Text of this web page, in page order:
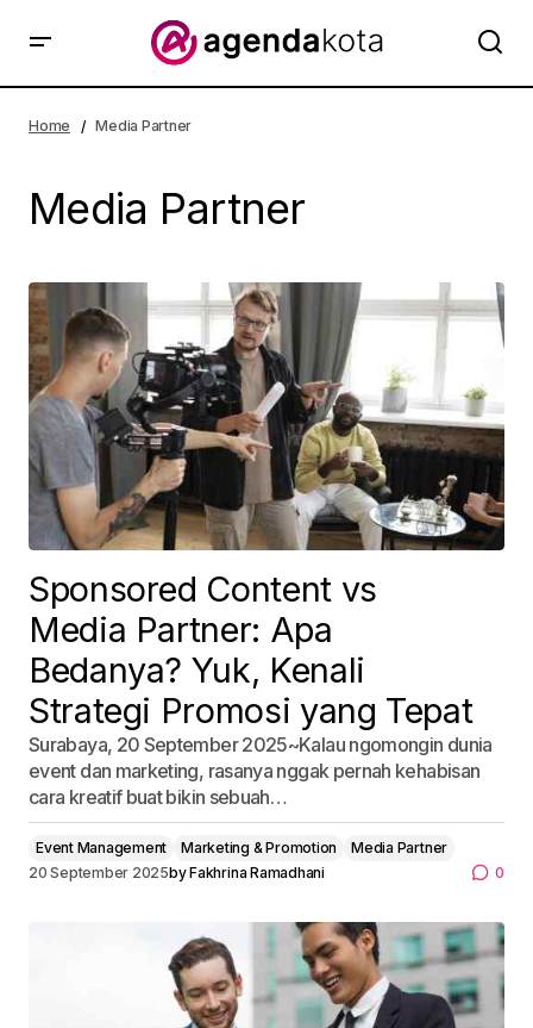
Home Media Partner
Media Partner
Sponsored Content vs
Media Partner: Apa
Bedanya? Yuk, Kenali
Strategi Promosi yang Tepat
Surabaya, 20 September 2025~Kalau ngomongin dunia
event dan marketing, rasanya nggak pernah kehabisan
cara kreatif buat bikin sebuah…
Event Management Marketing & Promotion
Media Partner
20 September 2025byFakhrina Ramadhani 0